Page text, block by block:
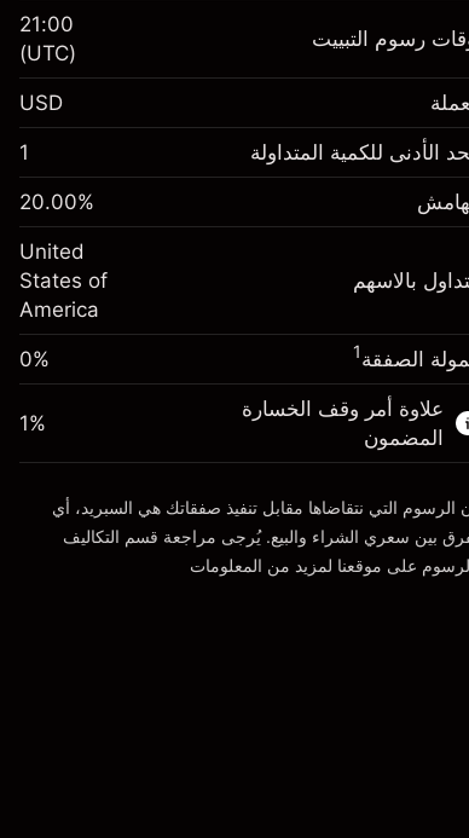
$1,000.00
رسم المبيت
-0.02154
(-$1.08)
الذهاب إلى المنصة
الهامش. استثمارك $1,000.00
رسم المبيت
-0.000682
(-$0.03)
حجم التداول مع الرافعة المالية ~ $
الذهاب إلى المنصة
رسوم التبييت
21:00
(UTC)
USD
الأدنى للكمية المتداولة 1
20.00%
بالاسهم
United
States of
America
الصفقة1
0%
علاوة أمر وقف الخسارة
المضمون
1%
الرسوم التي نتقاضاها مقابل تنفيذ صفقاتك هي السبريد، أي
بين سعري الشراء والبيع. يُرجى مراجعة قسم التكاليف
على موقعنا لمزيد من المعلومات